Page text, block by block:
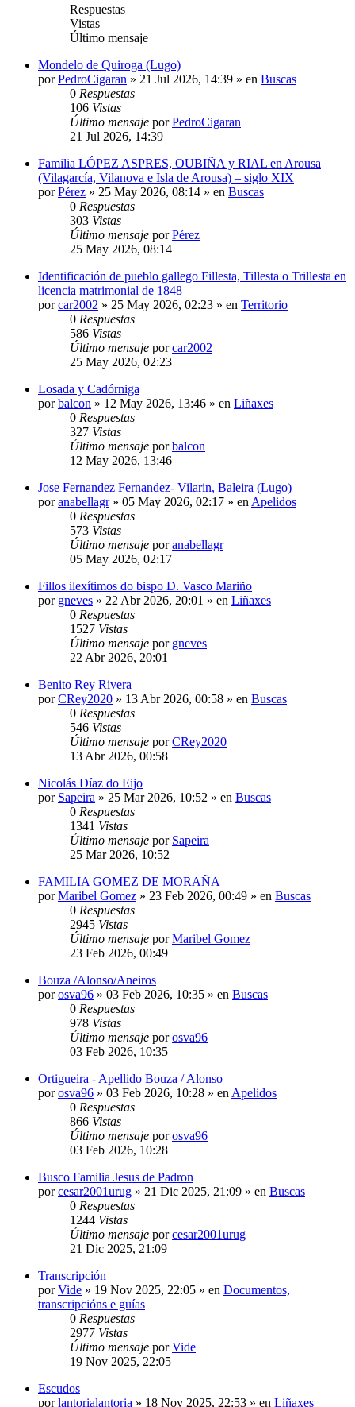
Respuestas
Vistas
Último mensaje
Mondelo de Quiroga (Lugo)
porPedroCigaran » 21 Jul 2026, 14:39 » en Buscas
0 Respuestas
106 Vistas
Último mensaje porPedroCigaran
21 Jul 2026, 14:39
Familia LÓPEZ ASPRES, OUBIÑA y RIAL en Arousa
(Vilagarcía, Vilanova e Isla de Arousa) – siglo XIX
porPérez » 25 May 2026, 08:14 » en Buscas
0 Respuestas
303 Vistas
Último mensaje porPérez
25 May 2026, 08:14
Identificación de pueblo gallego Fillesta, Tillesta o Trillesta en
licencia matrimonial de 1848
porcar2002 » 25 May 2026, 02:23 » en Territorio
0 Respuestas
586 Vistas
Último mensaje porcar2002
25 May 2026, 02:23
Losada y Cadórniga
porbalcon » 12 May 2026, 13:46 » en Liñaxes
0 Respuestas
327 Vistas
Último mensaje porbalcon
12 May 2026, 13:46
Jose Fernandez Fernandez- Vilarin, Baleira (Lugo)
poranabellagr» 05 May 2026, 02:17 » en Apelidos
0 Respuestas
573 Vistas
Último mensaje poranabellagr
05 May 2026, 02:17
Fillos ilexítimos do bispo D. Vasco Mariño
por gneves » 22 Abr 2026, 20:01 » en Liñaxes
0 Respuestas
1527 Vistas
Último mensaje por gneves
22 Abr 2026, 20:01
Benito Rey Rivera
porCRey2020 » 13 Abr 2026, 00:58 » en Buscas
0 Respuestas
546 Vistas
Último mensaje porCRey2020
13 Abr 2026, 00:58
Nicolás Díaz do Eijo
por Sapeira » 25 Mar 2026, 10:52 » en Buscas
0 Respuestas
1341 Vistas
Último mensaje por Sapeira
25 Mar 2026, 10:52
FAMILIA GOMEZ DE MORAÑA
porMaribel Gomez » 23 Feb 2026, 00:49 » en Buscas
0 Respuestas
2945 Vistas
Último mensaje porMaribel Gomez
23 Feb 2026, 00:49
Bouza /Alonso/Aneiros
porosva96 » 03 Feb 2026, 10:35 » en Buscas
0 Respuestas
978 Vistas
Último mensaje porosva96
03 Feb 2026, 10:35
Ortigueira - Apellido Bouza / Alonso
porosva96 » 03 Feb 2026, 10:28 » en Apelidos
0 Respuestas
866 Vistas
Último mensaje porosva96
03 Feb 2026, 10:28
Busco Familia Jesus de Padron
porcesar2001urug » 21 Dic 2025, 21:09 » en Buscas
0 Respuestas
1244 Vistas
Último mensaje porcesar2001urug
21 Dic 2025, 21:09
Transcripción
porVide » 19 Nov 2025, 22:05 » en Documentos,
transcripcións e guías
0 Respuestas
2977 Vistas
Último mensaje porVide
19 Nov 2025, 22:05
Escudos
porlantorialantoria » 18 Nov 2025, 22:53 » en Liñaxes